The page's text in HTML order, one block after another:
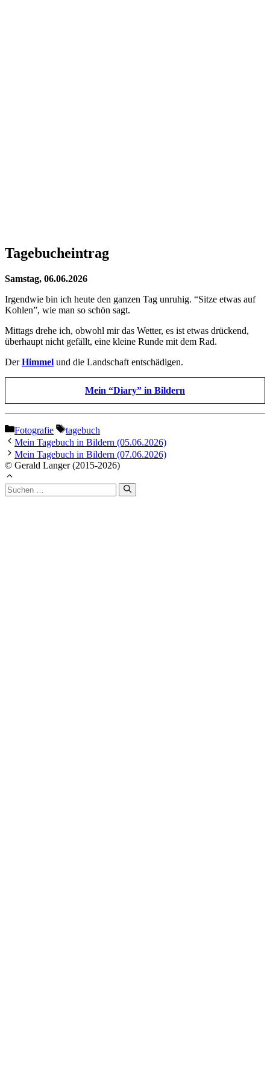
Tagebucheintrag
Samstag, 06.06.2026
Irgendwie bin ich heute den ganzen Tag unruhig. “Sitze etwas auf
Kohlen”, wie man so schön sagt.
Mittags drehe ich, obwohl mir das Wetter, es ist etwas drückend,
überhaupt nicht gefällt, eine kleine Runde mit dem Rad.
DerHimmel und die Landschaft entschädigen.
Mein “Diary” in Bildern
Kategorien
Fotografie Schlagwörter
tagebuch
Mein Tagebuch in Bildern (05.06.2026)
Mein Tagebuch in Bildern (07.06.2026)
© Gerald Langer (2015-2026)
Suchen
nach: